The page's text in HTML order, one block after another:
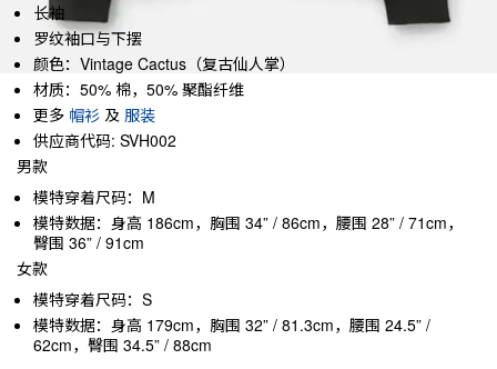
长袖
罗纹袖口与下摆
颜色：Vintage Cactus（复古仙人掌）
材质：50% 棉，50% 聚酯纤维
更多 帽衫 及 服装
供应商代码: SVH002
男款
模特穿着尺码：M
模特数据：身高 186cm，胸围 34” / 86cm，腰围 28” / 71cm，
臀围 36” / 91cm
女款
模特穿着尺码：S
模特数据：身高 179cm，胸围 32” / 81.3cm，腰围 24.5” /
62cm，臀围 34.5” / 88cm